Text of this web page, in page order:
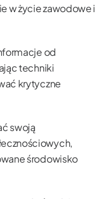
w życie zawodowe i
od
techniki
krytyczne
swoją
środowisko